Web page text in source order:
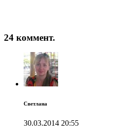
24 коммент.
Светлана
30.03.2014 20:55